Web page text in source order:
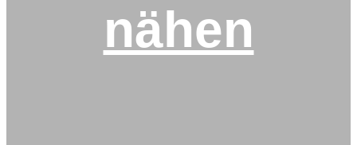
nähen